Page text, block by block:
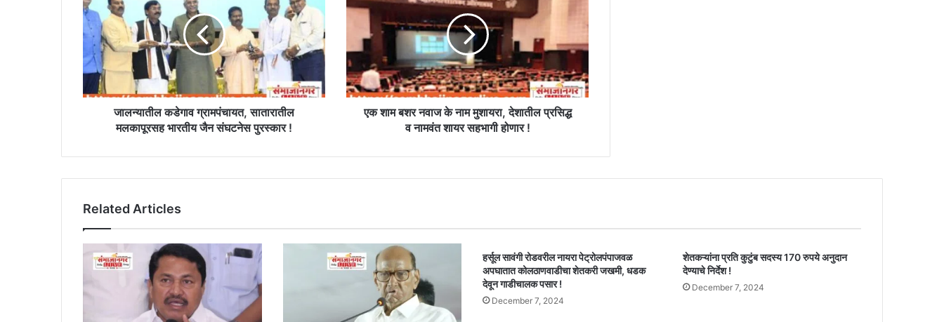
ग्रामपंचायत,
सातारातील
मलकापूरसह
भारतीय
जैन
संघटनेस
पुरस्कार
जालन्यातील कडेगाव ग्रामपंचायत, सातारातील
मलकापूरसह भारतीय जैन संघटनेस पुरस्कार !
बशर
नाम
मुशायरा,
देशातील
प्रसिद्ध
सहभागी
एक शाम बशर नवाज के नाम मुशायरा, देशातील प्रसिद्ध
व नामवंत शायर सहभागी होणार !
Related Articles
हर्सूल सावंगी रोडवरील नायरा पेट्रोलपंपाजवळ
अपघातात कोलठाणवाडीचा शेतकरी जखमी, धडक
देवून गाडीचालक पसार !
December 7, 2024
शेतकऱ्यांना प्रति कुटुंब सदस्य 170 रुपये अनुदान
देण्याचे निर्देश !
December 7, 2024